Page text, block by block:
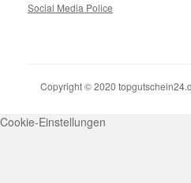
Social Media Police
Copyright © 2020
Cookie-Einstellungen